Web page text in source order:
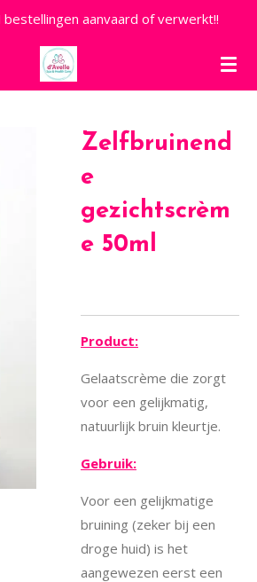
bestellingen aanvaard of verwerkt!!
Zelfbruinend
e
gezichtscrèm
e 50ml
Product:
Gelaatscrème die zorgt
voor een gelijkmatig,
natuurlijk bruin kleurtje.
Gebruik:
Voor een gelijkmatige
bruining (zeker bij een
droge huid) is het
aangewezen eerst een